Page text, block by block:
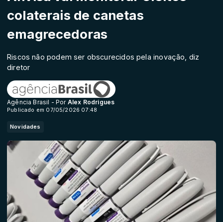
colaterais de canetas
emagrecedoras
Riscos não podem ser obscurecidos pela inovação, diz
diretor
Agência Brasil - Por Alex Rodrigues
Publicado em 07/05/2026 07:48
Novidades